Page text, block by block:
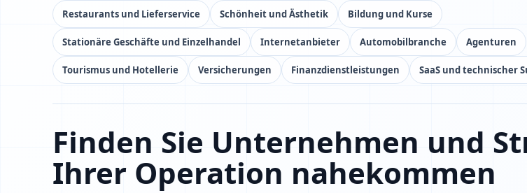
Restaurants und Lieferservice Schönheit und Ästhetik Bildung und Kurse
Stationäre Geschäfte und Einzelhandel Internetanbieter Automobilbranche Agenturen
Tourismus und Hotellerie Versicherungen Finanzdienstleistungen SaaS und technischer
Finden Sie Unternehmen und
Ihrer Operation nahekommen